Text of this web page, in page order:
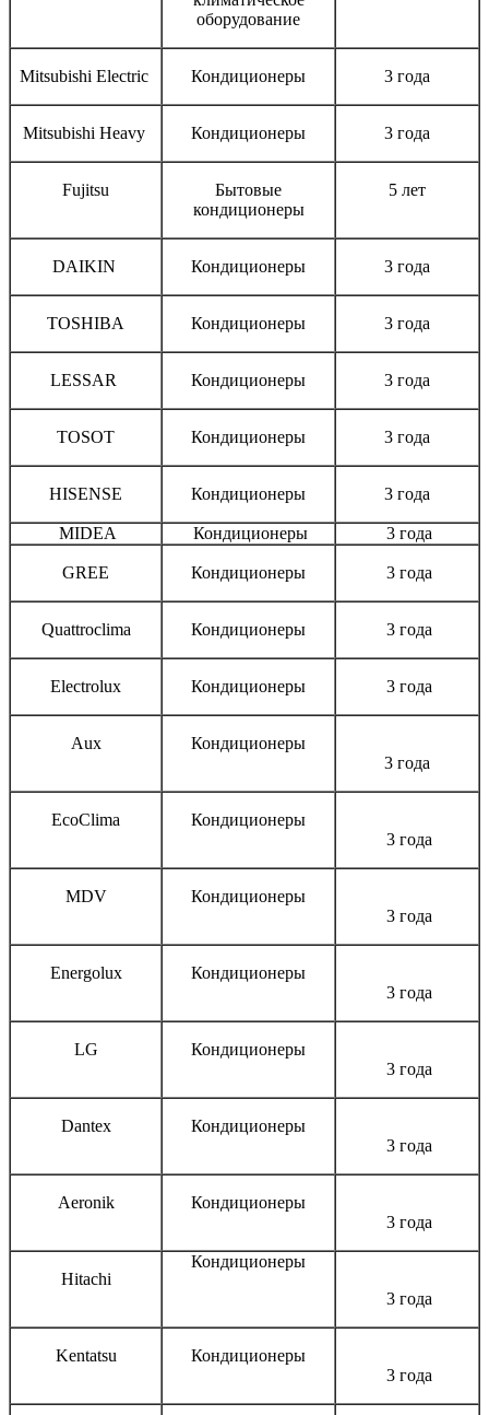
оборудование
Mitsubishi Electric Кондиционеры 3 года
Mitsubishi Heavy Кондиционеры 3 года
Fujitsu
Бытовые
кондиционеры
5 лет
DAIKIN Кондиционеры 3 года
TOSHIBA Кондиционеры 3 года
LESSAR Кондиционеры 3 года
TOSOT Кондиционеры 3 года
HISENSE Кондиционеры 3 года
MIDEA Кондиционеры 3 года
GREE Кондиционеры 3 года
Quattroclima Кондиционеры 3 года
Electrolux Кондиционеры 3 года
Aux
Кондиционеры
3 года
EcoClima
Кондиционеры
3 года
MDV
Кондиционеры
3 года
Energolux
Кондиционеры
3 года
LG
Кондиционеры
3 года
Dantex
Кондиционеры
3 года
Aeronik
Кондиционеры
3 года
Hitachi
Кондиционеры
3 года
Kentatsu
Кондиционеры
3 года